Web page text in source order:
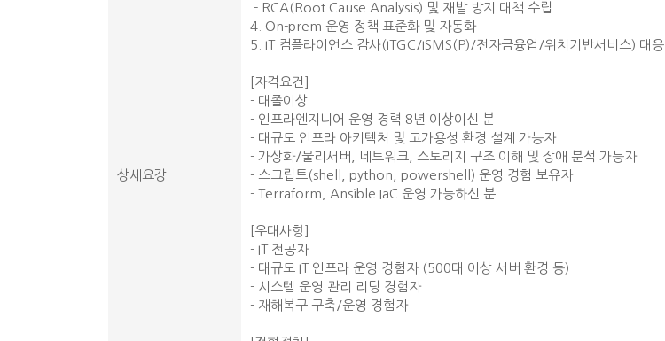
상세요강
- RCA(Root Cause Analysis) 및 재발 방지 대책 수립
4. On-prem 운영 정책 표준화 및 자동화
5. IT 컴플라이언스 감사(ITGC/ISMS(P)/전자금융업/위치기반서비스) 대응
[자격요건]
- 대졸이상
- 인프라엔지니어 운영 경력 8년 이상이신 분
- 대규모 인프라 아키텍처 및 고가용성 환경 설계 가능자
- 가상화/물리서버, 네트워크, 스토리지 구조 이해 및 장애 분석 가능자
- 스크립트(shell, python, powershell) 운영 경험 보유자
- Terraform, Ansible IaC 운영 가능하신 분
[우대사항]
- IT 전공자
- 대규모 IT 인프라 운영 경험자 (500대 이상 서버 환경 등)
- 시스템 운영 관리 리딩 경험자
- 재해복구 구축/운영 경험자